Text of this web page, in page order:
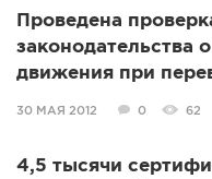
Проведена
законодательства
движения при
30 МАЯ 2012 0 62
4,5 тысячи